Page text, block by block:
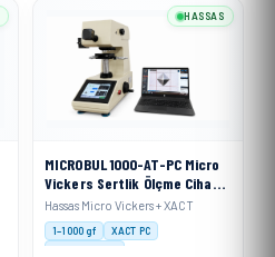
MICROBUL 1000-AT-PC Micro
Vickers Sertlik Ölçme Cihazı
+ XACT
Hassas Micro Vickers + XACT
1–1000 gf
XACT PC
Auto Analysis
HASSAS